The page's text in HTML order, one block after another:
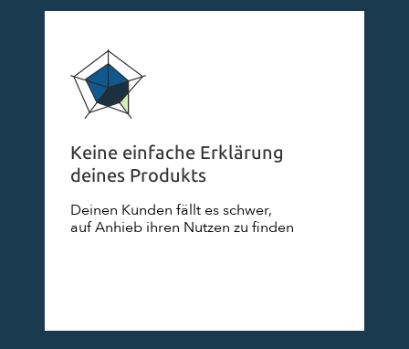
Keine einfache Erklärung
deines Produkts
Deinen Kunden fällt es schwer,
auf Anhieb ihren Nutzen zu finden